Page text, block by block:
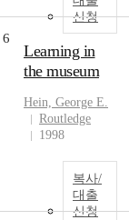
신청
6
Learning in
the museum
Hein, George E.
Routledge
1998
복사/
대출
신청